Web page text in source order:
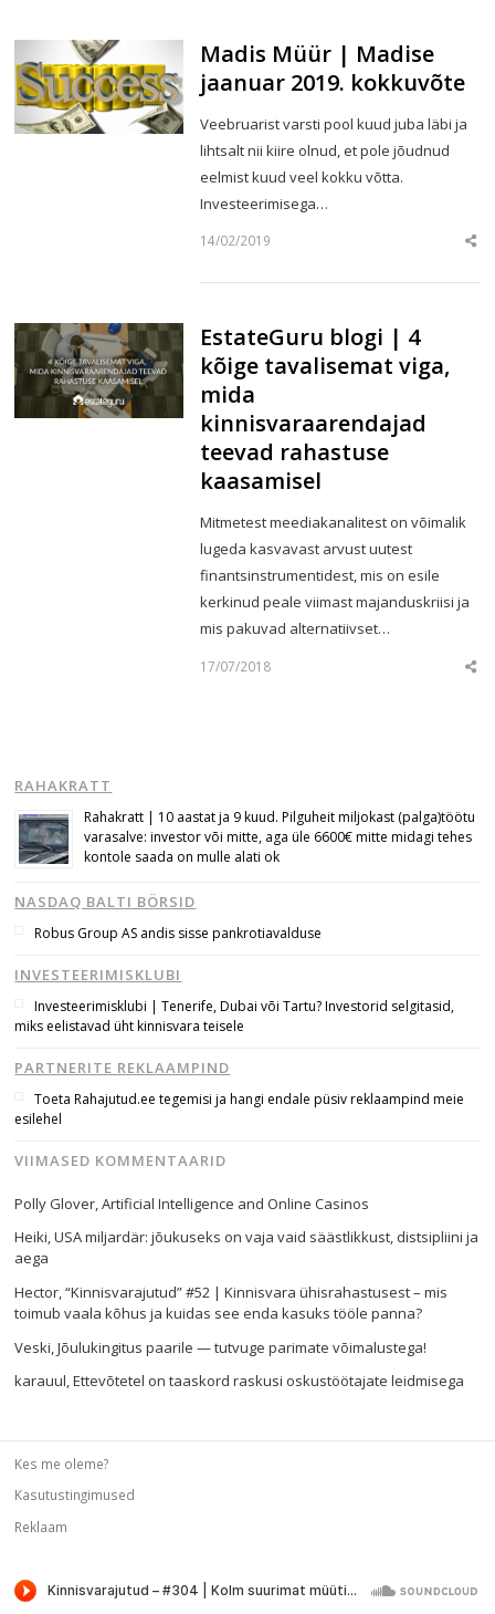
Madis Müür | Madise
jaanuar 2019. kokkuvõte
Veebruarist varsti pool kuud juba läbi ja
lihtsalt nii kiire olnud, et pole jõudnud
eelmist kuud veel kokku võtta.
Investeerimisega…
14/02/2019
EstateGuru blogi | 4
kõige tavalisemat viga,
mida
kinnisvaraarendajad
teevad rahastuse
kaasamisel
Mitmetest meediakanalitest on võimalik
lugeda kasvavast arvust uutest
finantsinstrumentidest, mis on esile
kerkinud peale viimast majanduskriisi ja
mis pakuvad alternatiivset…
17/07/2018
RAHAKRATT
Rahakratt | 10 aastat ja 9 kuud. Pilguheit miljokast (palga)töötu
varasalve: investor või mitte, aga üle 6600€ mitte midagi tehes
kontole saada on mulle alati ok
NASDAQ BALTI BÖRSID
Robus Group AS andis sisse pankrotiavalduse
INVESTEERIMISKLUBI
Investeerimisklubi | Tenerife, Dubai või Tartu? Investorid selgitasid,
miks eelistavad üht kinnisvara teisele
PARTNERITE REKLAAMPIND
Toeta Rahajutud.ee tegemisi ja hangi endale püsiv reklaampind meie
esilehel
VIIMASED KOMMENTAARID
Polly Glover ,Artificial Intelligence and Online Casinos
Heiki,USA miljardär: jõukuseks on vaja vaid säästlikkust, distsipliini ja
aega
Hector,“Kinnisvarajutud” #52 | Kinnisvara ühisrahastusest – mis
toimub vaala kõhus ja kuidas see enda kasuks tööle panna?
Veski,Jõulukingitus paarile — tutvuge parimate võimalustega!
karauul,Ettevõtetel on taaskord raskusi oskustöötajate leidmisega
Kes me oleme?
Kasutustingimused
Reklaam